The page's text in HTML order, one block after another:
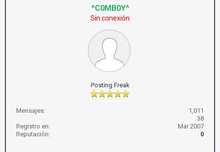
^C0MB0Y^
Sin conexión
Posting Freak
Mensajes:
1,011
38
Registro en:
Mar 2007
Reputación:
0